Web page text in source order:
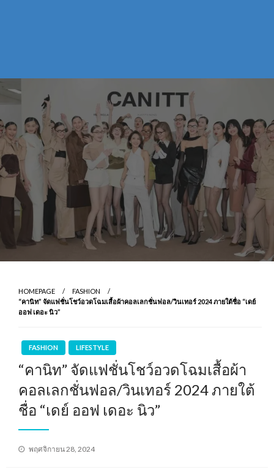
HOMEPAGE
FASHION
“คานิท” จัดแฟชั่นโชว์อวดโฉมเสื้อผ้าคอลเลกชั่นฟอล/วินเทอร์ 2024 ภายใต้ชื่อ “เดย์
ออฟ เดอะ นิว”
FASHION LIFESTYLE
“คานิท” จัดแฟชั่นโชว์อวดโฉมเสื้อผ้า
คอลเลกชั่นฟอล/วินเทอร์ 2024 ภายใต้
ชื่อ “เดย์ ออฟ เดอะ นิว”
Posted
พฤศจิกายน 28, 2024